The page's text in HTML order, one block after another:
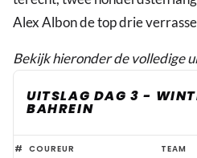
Alex Albon de top drie
Bekijk hieronder de volledige
UITSLAG DAG 3 -
BAHREIN
Uitslag
# COUREUR TEAM